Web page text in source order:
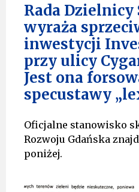
Rada Dzielnicy
wyraża
inwestycji
przy ulicy
Jest ona
specustawy
Oficjalne stanowisko
Rozwoju Gdańska
poniżej.